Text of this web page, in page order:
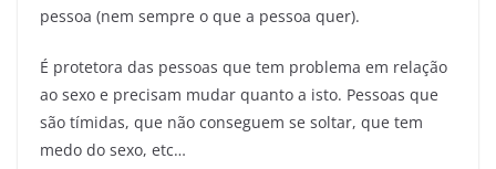
pessoa (nem sempre o que a pessoa quer).
É protetora das pessoas que tem problema em relação
ao sexo e precisam mudar quanto a isto. Pessoas que
são tímidas, que não conseguem se soltar, que tem
medo do sexo, etc…